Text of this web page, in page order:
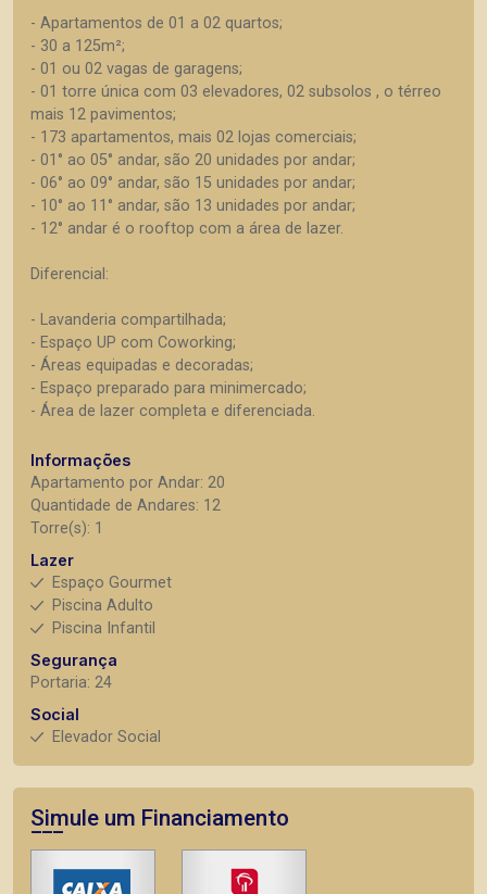
- Apartamentos de 01 a 02 quartos;
- 30 a 125m²;
- 01 ou 02 vagas de garagens;
- 01 torre única com 03 elevadores, 02 subsolos , o térreo
mais 12 pavimentos;
- 173 apartamentos, mais 02 lojas comerciais;
- 01° ao 05° andar, são 20 unidades por andar;
- 06° ao 09° andar, são 15 unidades por andar;
- 10° ao 11° andar, são 13 unidades por andar;
- 12° andar é o rooftop com a área de lazer.
Diferencial:
- Lavanderia compartilhada;
- Espaço UP com Coworking;
- Áreas equipadas e decoradas;
- Espaço preparado para minimercado;
- Área de lazer completa e diferenciada.
Informações
Apartamento por Andar: 20
Quantidade de Andares: 12
Torre(s): 1
Lazer
Espaço Gourmet
Piscina Adulto
Piscina Infantil
Segurança
Portaria: 24
Social
Elevador Social
Simule um Financiamento